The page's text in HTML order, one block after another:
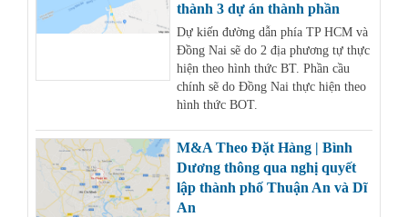
thành 3 dự án thành phần
Dự kiến đường dẫn phía TP HCM và
Đồng Nai sẽ do 2 địa phương tự thực
hiện theo hình thức BT. Phần cầu
chính sẽ do Đồng Nai thực hiện theo
hình thức BOT.
M&A Theo Đặt Hàng | Bình
Dương thông qua nghị quyết
lập thành phố Thuận An và Dĩ
An